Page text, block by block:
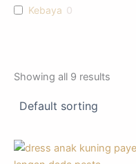
Kebaya 0
Showing all 9 results